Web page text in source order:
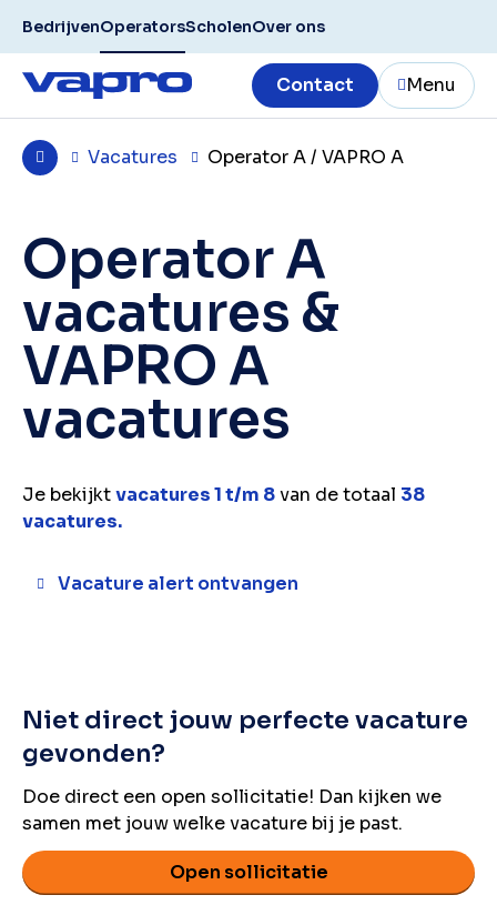
BedrijvenOperatorsScholenOver ons
Contact Menu
Vacatures Operator A / VAPRO A
Operator A
vacatures &
VAPRO A
vacatures
Je bekijktvacatures 1 t/m 8van de totaal 38
vacatures.
Vacature alert ontvangen
Niet direct jouw perfecte vacature
gevonden?
Doe direct een open sollicitatie! Dan kijken we
samen met jouw welke vacature bij je past.
Open sollicitatie